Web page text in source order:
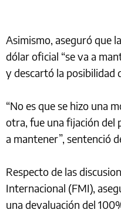
Asimismo, aseguró que
dólar oficial “se va a
y descartó la posibilidad
“No es que se hizo una
otra, fue una fijación del
a mantener”, sentenció
Respecto de las
Internacional (FMI),
una devaluación del